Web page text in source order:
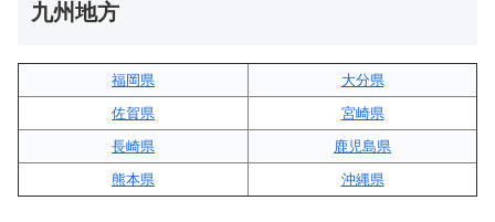
九州地方
福岡県
大分県
佐賀県
宮崎県
長崎県
鹿児島県
熊本県
沖縄県